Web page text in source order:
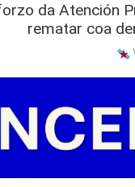
da Atención
rematar coa